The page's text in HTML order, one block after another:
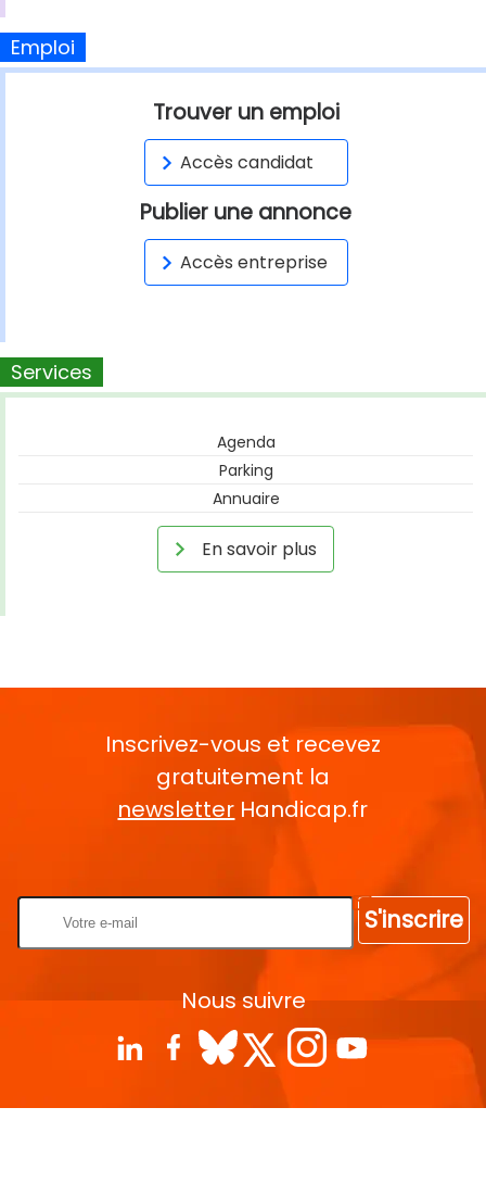
Emploi
Trouver un emploi
Accès candidat
Publier une annonce
Accès entreprise
Services
Agenda
Parking
Annuaire
En savoir plus
Inscrivez-vous et recevez
gratuitement la
newsletter Handicap.fr
S'inscrire
Nous suivre